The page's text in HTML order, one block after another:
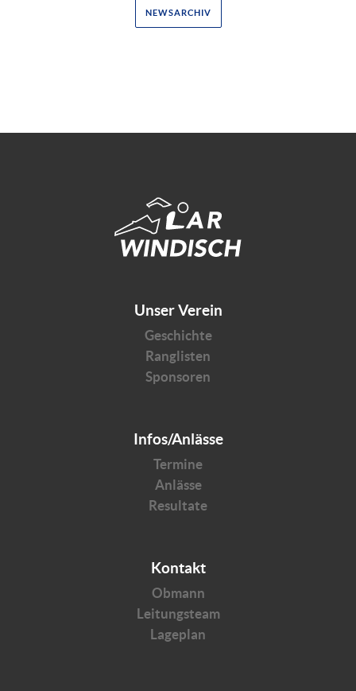
NEWSARCHIV
Unser Verein
Geschichte
Ranglisten
Sponsoren
Infos/Anlässe
Termine
Anlässe
Resultate
Kontakt
Obmann
Leitungsteam
Lageplan